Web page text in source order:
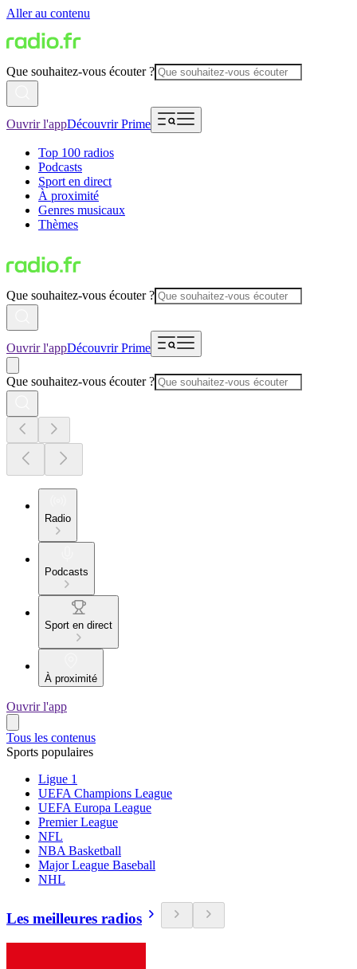
Aller au contenu
Que souhaitez-vous écouter ?
Ouvrir l'appDécouvrir Prime
Top 100 radios
Podcasts
Sport en direct
À proximité
Genres musicaux
Thèmes
Que souhaitez-vous écouter ?
Ouvrir l'appDécouvrir Prime
Que souhaitez-vous écouter ?
Radio
Podcasts
Sport en direct
À proximité
Ouvrir l'app
Tous les contenus
Sports populaires
Ligue 1
UEFA Champions League
UEFA Europa League
Premier League
NFL
NBA Basketball
Major League Baseball
NHL
Les meilleures radios